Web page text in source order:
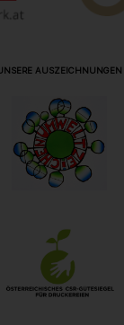
AUSZEICHNUNGEN